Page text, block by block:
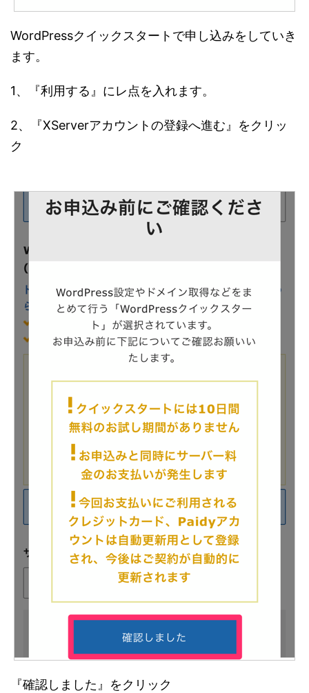
WordPressクイックスタートで申し込みをしていき
ます。
1、『利用する』にレ点を入れます。
2、『XServerアカウントの登録へ進む』をクリッ
ク
『確認しました』をクリック